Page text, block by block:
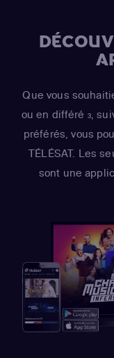
Que vous
ou en différé 3,
préférés, vous
TÉLÉSAT. Les
sont une